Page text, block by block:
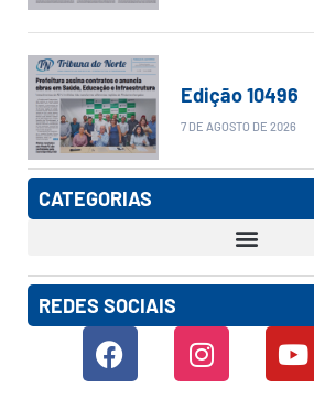
Edição 10496
7 DE AGOSTO DE 2026
CATEGORIAS
REDES SOCIAIS